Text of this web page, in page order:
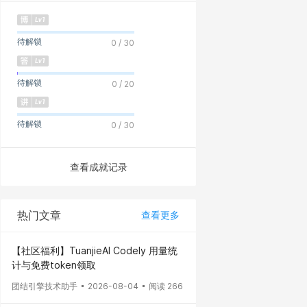
待解锁 0 / 30
待解锁 0 / 20
待解锁 0 / 30
查看成就记录
热门文章 查看更多
【社区福利】TuanjieAI Codely 用量统
计与免费token领取
团结引擎技术助手 2026-08-04 阅读 266